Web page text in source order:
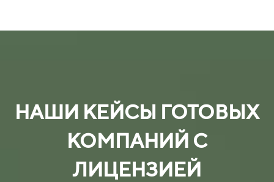
НАШИ КЕЙСЫ ГОТОВЫХ
КОМПАНИЙ С
ЛИЦЕНЗИЕЙ